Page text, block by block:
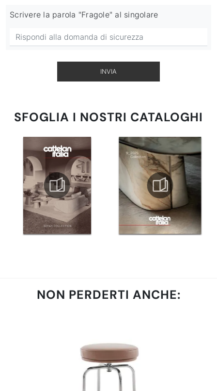
SFOGLIA I NOSTRI CATALOGHI
Scrivere la parola "Fragole" al singolare
INVIA
NON PERDERTI ANCHE: